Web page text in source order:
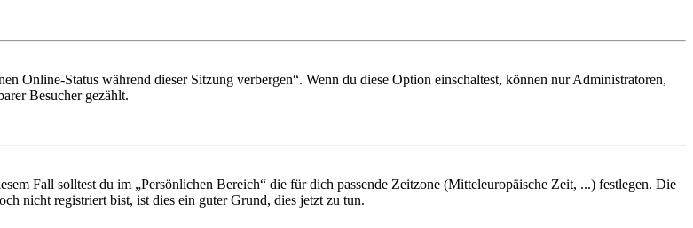
Online-Status während dieser Sitzung verbergen“. Wenn du diese Option einschaltest, können nur Administratoren,
Besucher gezählt.
Fall solltest du im „Persönlichen Bereich“ die für dich passende Zeitzone (Mitteleuropäische Zeit, ...) festlegen. Die
nicht registriert bist, ist dies ein guter Grund, dies jetzt zu tun.